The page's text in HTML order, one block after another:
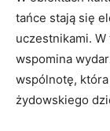
tańce stają się
uczestnikami.
⁣wspomina
wspólnotę,
żydowskiego